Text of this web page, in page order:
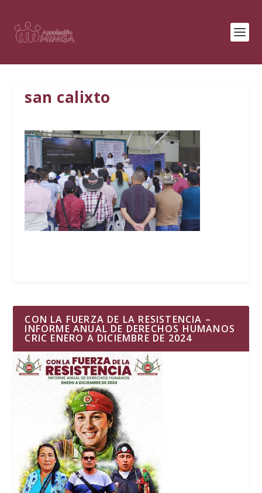
san calixto
CON LA FUERZA DE LA RESISTENCIA –
INFORME ANUAL DE DERECHOS HUMANOS
CRIC ENERO A DICIEMBRE DE 2024